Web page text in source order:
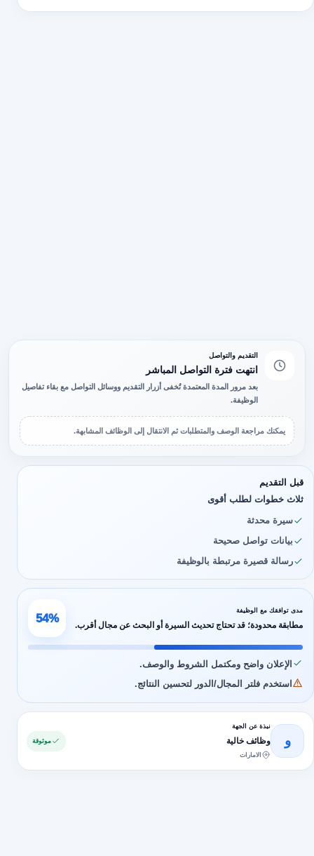
التقديم والتواصل
انتهت فترة التواصل المباشر
بعد مرور المدة المعتمدة تُخفى أزرار التقديم ووسائل التواصل مع بقاء تفاصيل
الوظيفة.
يمكنك مراجعة الوصف والمتطلبات ثم الانتقال إلى الوظائف المشابهة.
قبل التقديم
ثلاث خطوات لطلب أقوى
سيرة محدثة
بيانات تواصل صحيحة
رسالة قصيرة مرتبطة بالوظيفة
مدى توافقك مع الوظيفة
مطابقة محدودة؛ قد تحتاج تحديث السيرة أو البحث عن مجال أقرب. 54%
الإعلان واضح ومكتمل الشروط والوصف.
استخدم فلتر المجال/الدور لتحسين النتائج.
و
نبذة عن الجهة
وظائف خالية
الامارات
موثوقة